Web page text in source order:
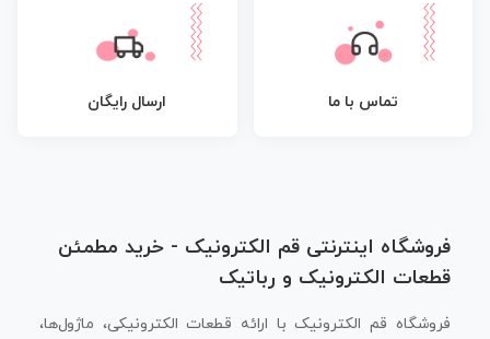
تماس با ما ارسال رایگان
فروشگاه اینترنتی قم الکترونیک - خرید مطمئن
قطعات الکترونیک و رباتیک
فروشگاه قم الکترونیک با ارائه قطعات الکترونیکی، ماژول‌ها،